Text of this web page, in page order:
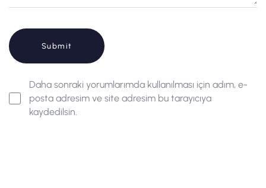
Daha sonraki yorumlarımda kullanılması için adım, e-
posta adresim ve site adresim bu tarayıcıya
kaydedilsin.